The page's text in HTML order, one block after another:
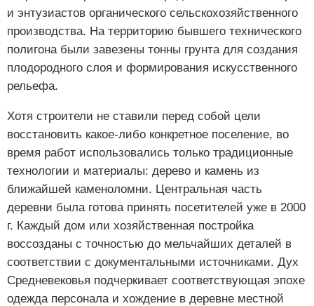
и энтузиастов органического сельскохозяйственного
производства. На территорию бывшего технического
полигона были завезены тонны грунта для создания
плодородного слоя и формирования искусственного
рельефа.
Хотя строители не ставили перед собой цели
восстановить какое-либо конкретное поселение, во
время работ использовались только традиционные
технологии и материалы: дерево и камень из
ближайшей каменоломни. Центральная часть
деревни была готова принять посетителей уже в 2000
г. Каждый дом или хозяйственная постройка
воссозданы с точностью до мельчайших деталей в
соответствии с документальными источниками. Дух
Средневековья подчеркивает соответствующая эпохе
одежда персонала и хождение в деревне местной